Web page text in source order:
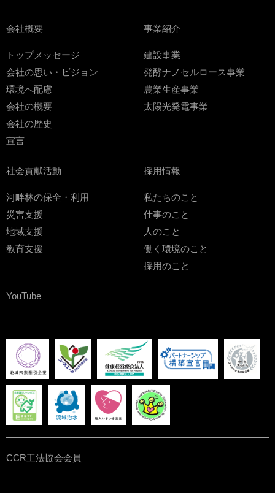
会社概要
トップメッセージ
会社の思い・ビジョン
環境へ配慮
会社の概要
会社の歴史
宣言
事業紹介
建設事業
発酵ナノセルロース事業
農業生産事業
太陽光発電事業
社会貢献活動
河畔林の保全・利用
災害支援
地域支援
教育支援
採用情報
私たちのこと
仕事のこと
人のこと
働く環境のこと
採用のこと
YouTube
CCR工法協会会員